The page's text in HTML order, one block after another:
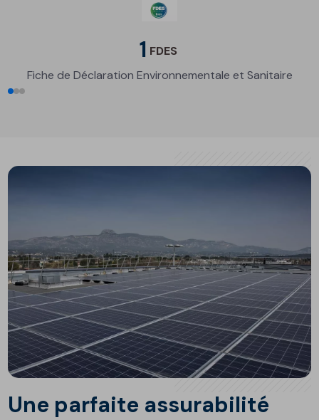
1 FDES
Fiche de Déclaration Environnementale et Sanitaire
Une parfaite assurabilité